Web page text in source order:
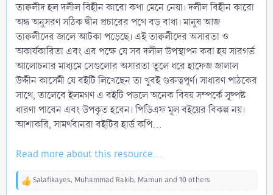
তাক্বলীদ হল দলীল বিহীন কারো কথা মেনে নেয়া। দলীল বিহীন কারো
অন্ধ অনুসরণ সঠিক দ্বীন প্রচারের পথে বড় বাধা। মানুষ আজ
তাক্বলীদের জালে আটকা পড়েছে। এই তাক্বলীদের অসারতা ও
অকার্যকারিতা এবং এর পক্ষে যে সব দলীল উপস্থাপন করা হয় সারগর্ভ
আলোচনার মাধ্যমে সেগুলোর অসারতা তুলে ধরে হাফেজ জালাল
উদ্দীন কাসেমী যে বইটি লিখেছেন তা খুবই গুরুত্বপূর্ণ। সাধারণ পাঠকের
সাথে, তালেবে ইলমগণ এ বইটি পড়লে অনেক বিষয় সম্পর্কে সূষ্পষ্ট
ধারণা পাবেন এবং উপকৃত হবেন। পিডিএফ মূল বইয়ের বিকল্প নয়।
আশাকরি, সামর্থবানরা বইটির হার্ড কপি...
Read more about this resource...
R
Salafikayes, Muhammad Rakib, Mamun and 10 others